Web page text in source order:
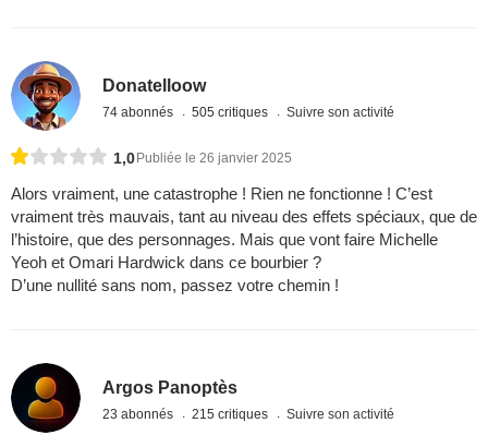
Donatelloow
74 abonnés 505 critiques Suivre son activité
1,0Publiée le 26 janvier 2025
Alors vraiment, une catastrophe ! Rien ne fonctionne ! C’est
vraiment très mauvais, tant au niveau des effets spéciaux, que de
l’histoire, que des personnages. Mais que vont faire Michelle
Yeoh et Omari Hardwick dans ce bourbier ?
D’une nullité sans nom, passez votre chemin !
Argos Panoptès
23 abonnés 215 critiques Suivre son activité